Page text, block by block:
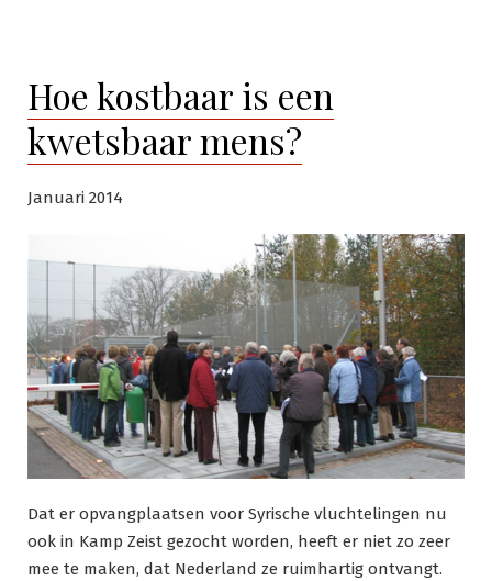
Hoe kostbaar is een
kwetsbaar mens?
Januari 2014
Dat er opvangplaatsen voor Syrische vluchtelingen nu
ook in Kamp Zeist gezocht worden, heeft er niet zo zeer
mee te maken, dat Nederland ze ruimhartig ontvangt.